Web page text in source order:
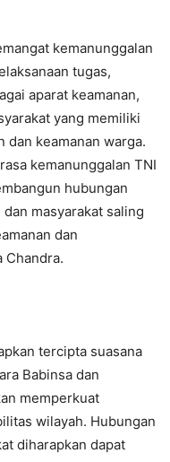
kemanunggalan
tugas,
aparat keamanan,
yang memiliki
dan keamanan warga.
kemanunggalan TNI
hubungan
masyarakat saling
dan
Chandra.
tercipta suasana
Babinsa dan
memperkuat
wilayah. Hubungan
diharapkan dapat